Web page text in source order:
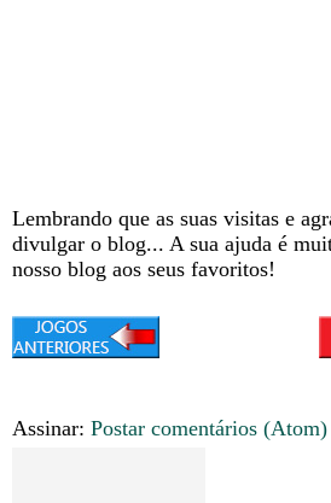
Lembrando que as suas visitas e
divulgar o blog... A sua ajuda é
nosso blog aos seus favoritos!
Assinar: Postar comentários (Atom)